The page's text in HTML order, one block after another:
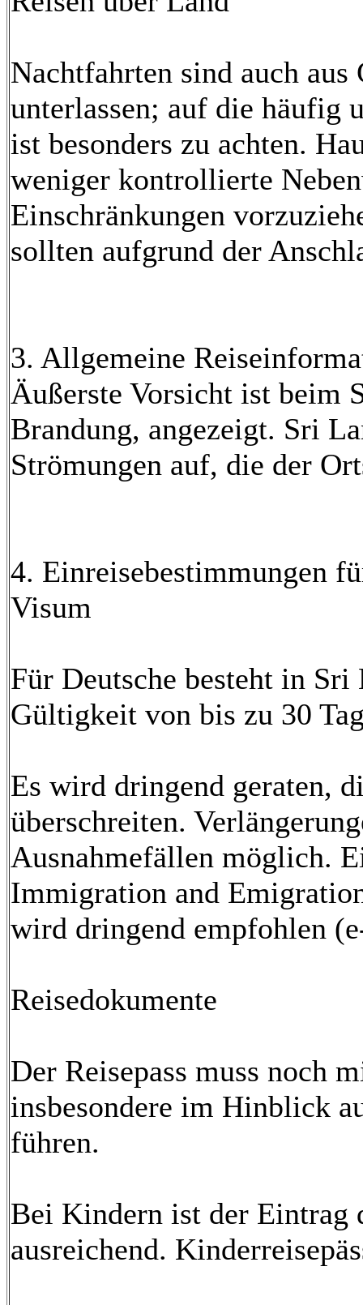
Nachtfahrten sind auch
unterlassen; auf die häufig
ist besonders zu achten.
weniger kontrollierte
Einschränkungen
sollten aufgrund der
3. Allgemeine
Äußerste Vorsicht ist beim
Brandung, angezeigt. Sri
Strömungen auf, die der
4. Einreisebestimmungen
Visum
Für Deutsche besteht in
Gültigkeit von bis zu 30
Es wird dringend geraten,
überschreiten.
Ausnahmefällen möglich.
Immigration and
wird dringend empfohlen
Reisedokumente
Der Reisepass muss noch
insbesondere im Hinblick
führen.
Bei Kindern ist der Eintrag
ausreichend.